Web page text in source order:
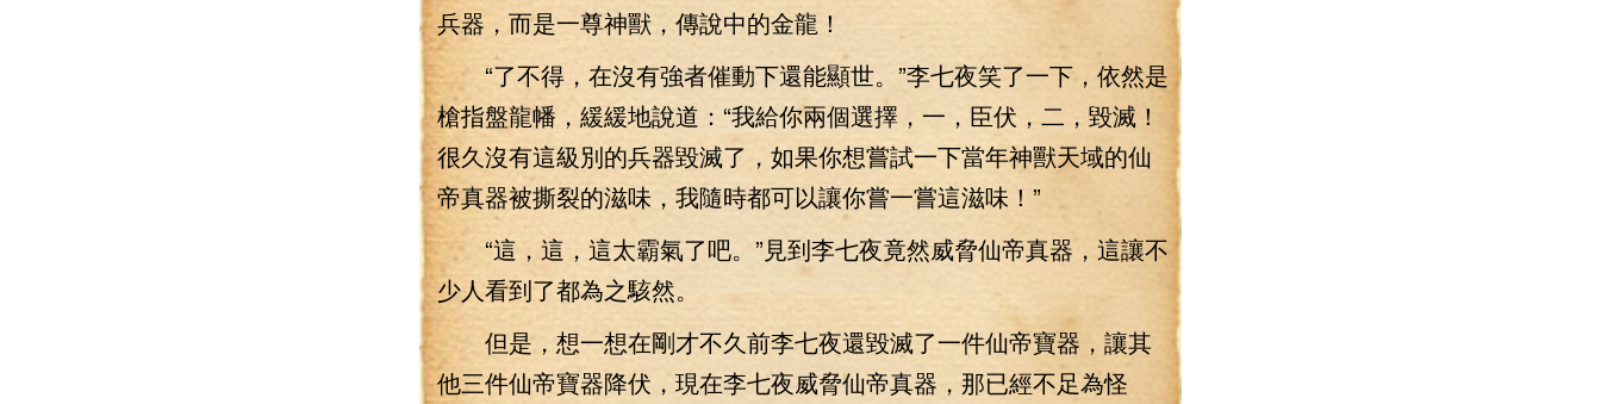
兵器，而是一尊神獸，傳說中的金龍！
“了不得，在沒有強者催動下還能顯世。”李七夜笑了一下，依然是
槍指盤龍幡，緩緩地說道：“我給你兩個選擇，一，臣伏，二，毀滅！
很久沒有這級別的兵器毀滅了，如果你想嘗試一下當年神獸天域的仙
帝真器被撕裂的滋味，我隨時都可以讓你嘗一嘗這滋味！”
“這，這，這太霸氣了吧。”見到李七夜竟然威脅仙帝真器，這讓不
少人看到了都為之駭然。
但是，想一想在剛才不久前李七夜還毀滅了一件仙帝寶器，讓其
他三件仙帝寶器降伏，現在李七夜威脅仙帝真器，那已經不足為怪